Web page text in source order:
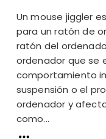
Un mouse jiggler
para un ratón de
ratón del
ordenador que se
comportamiento
suspensión o el
ordenador y
como...